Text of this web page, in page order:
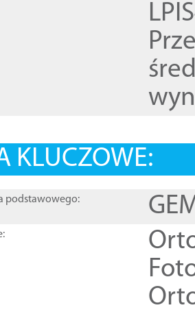
KLUCZOWE:
podstawowego: